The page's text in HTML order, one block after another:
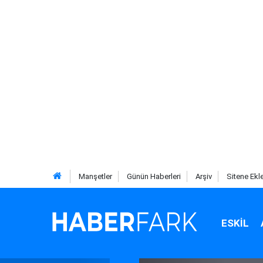
Manşetler Günün Haberleri Arşiv Sitene
ESKIL